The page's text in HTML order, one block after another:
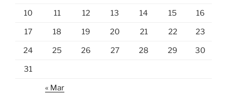
10 11 12 13 14 15 16
17 18 19 20 21 22 23
24 25 26 27 28 29 30
31
« Mar